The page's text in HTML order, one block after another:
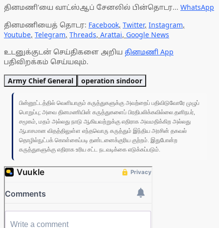
தினமணி'யை வாட்ஸ்ஆப் சேனலில் பின்தொடர... WhatsApp
தினமணியைத் தொடர: Facebook, Twitter, Instagram,
Youtube, Telegram, Threads, Arattai, Google News
உடனுக்குடன் செய்திகளை அறிய தினமணி App
பதிவிறக்கம் செய்யவும்.
Army Chief General operation sindoor
பின்னூட்டத்தில் வெளியாகும் கருத்துகளுக்கு அவற்றைப் பதிவிடுவோரே முழுப்
பொறுப்பு; அவை தினமணியின் கருத்துகளைப் பிரதிபலிக்கவில்லை.தனிநபர்,
சமூகம், மதம் அல்லது நாடு ஆகியவற்றுக்கு எதிராக அவமதிக்கிற அல்லது
ஆபாசமான விதத்திலுள்ள எந்தவொரு கருத்தும் இந்திய அரசின் தகவல்
தொழில்நுட்பக் கொள்கைப்படி தண்டனைக்குரிய குற்றம். இதுபோன்ற
கருத்துகளுக்கு எதிராக உரிய சட்ட நடவடிக்கை எடுக்கப்படும்.